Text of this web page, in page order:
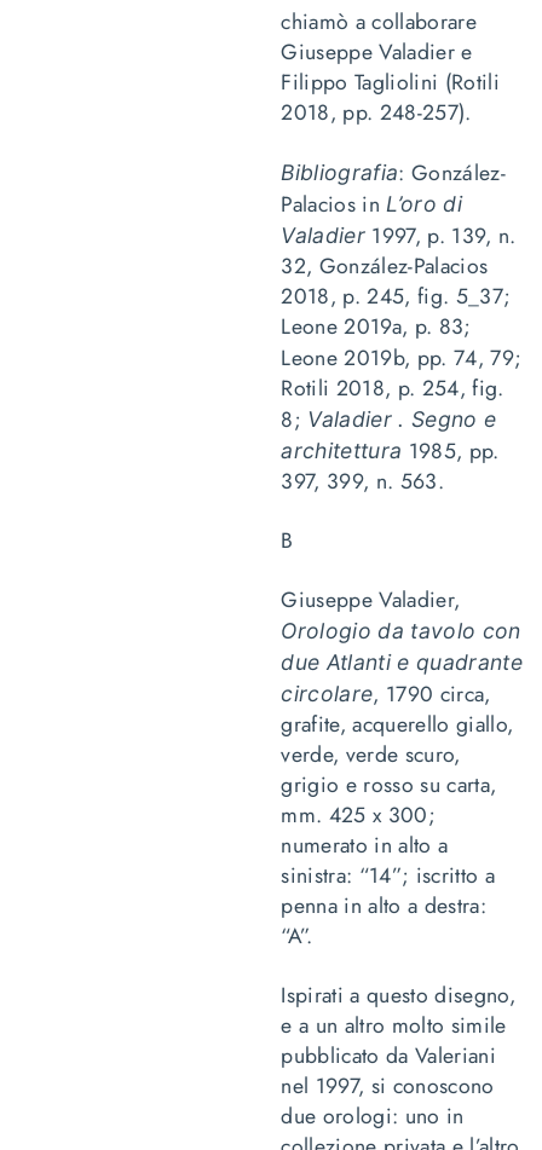
chiamò a collaborare
Giuseppe Valadier e
Filippo Tagliolini (Rotili
2018, pp. 248-257).
Bibliografia: González-
Palacios inL’oro di
Valadier 1997, p. 139, n.
32, González-Palacios
2018, p. 245, fig. 5_37;
Leone 2019a, p. 83;
Leone 2019b, pp. 74, 79;
Rotili 2018, p. 254, fig.
8; Valadier . Segno e
architettura 1985, pp.
397, 399, n. 563.
B
Giuseppe Valadier,
Orologio da tavolo con
due Atlanti e quadrante
circolare, 1790 circa,
grafite, acquerello giallo,
verde, verde scuro,
grigio e rosso su carta,
mm. 425 x 300;
numerato in alto a
sinistra: “14”; iscritto a
penna in alto a destra:
“A”.
Ispirati a questo disegno,
e a un altro molto simile
pubblicato da Valeriani
nel 1997, si conoscono
due orologi: uno in